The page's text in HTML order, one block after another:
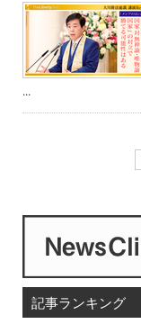
...
記事ランキング